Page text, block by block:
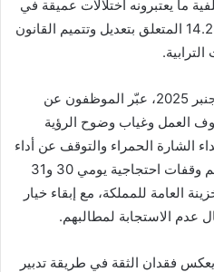
خلفية ما يعتبرونه اختلالات عميقة في
تدبير مرحلة تنزيل القانون رقم 14.25 المتعلق بتعديل وتتميم القانون
وفي بيان صدر يوم الجمعة 26 دجنبر 2025، عبّر الموظفون عن
العمل وغياب وضوح الرؤية
الشارة الحمراء والتوقف عن أداء
المهام يوم الاثنين، يلي ذلك تنظيم وقفات احتجاجية يومي 30 و31
العامة للمملكة، مع إبقاء خيار
الاستجابة لمطالبهم.
فقدان الثقة في طريقة تدبير